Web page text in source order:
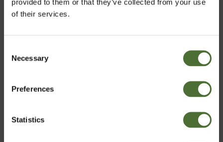
provided to them or that they’ve collected from your use
of their services.
Selection
Necessary
Preferences
Statistics
NeoLifeBar, Bar for